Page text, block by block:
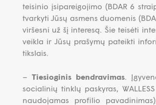
teisinio įsipareigojimo (BDAR 6
tvarkyti Jūsų asmens duomenis
viršesni už šį interesą. Šie teisėti
veikla ir Jūsų prašymų pateikti
tikslais.
– Tiesioginis bendravimas.
socialinių tinklų paskyras,
naudojamas profilio